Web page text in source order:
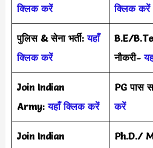
क्लिक करें
क्लिक करें
पुलिस & सेना भर्ती: यहाँ
क्लिक करें
B.E/
नौकरी-
Join Indian
Army:यहाँ क्लिक करें
PG पास
करें
Join Indian
Ph.D./